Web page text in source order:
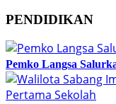
PENDIDIKAN
Pemko Langsa